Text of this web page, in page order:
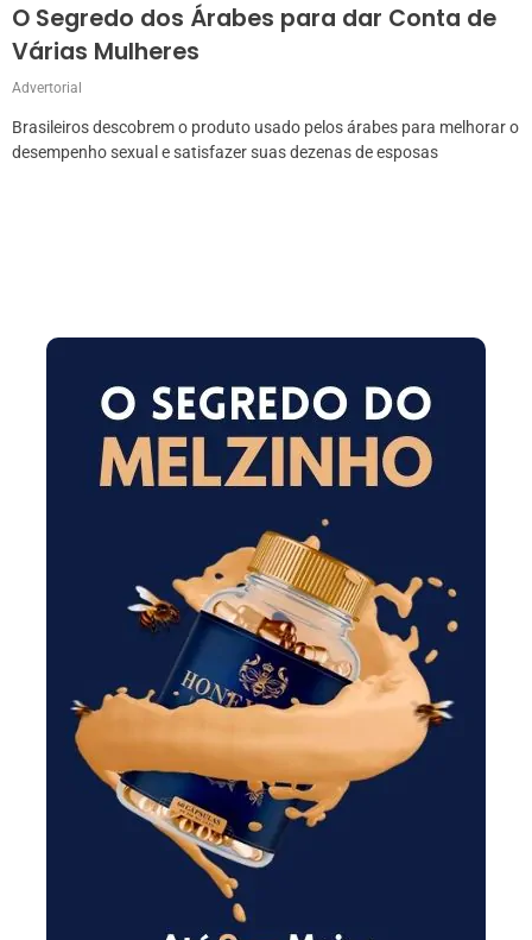
O Segredo dos Árabes para dar Conta de
Várias Mulheres
Advertorial
Brasileiros descobrem o produto usado pelos árabes para melhorar o
desempenho sexual e satisfazer suas dezenas de esposas